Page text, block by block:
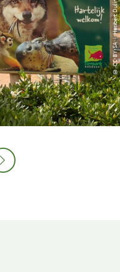
© CC-BY-SA | Heribert Duling, Picasa